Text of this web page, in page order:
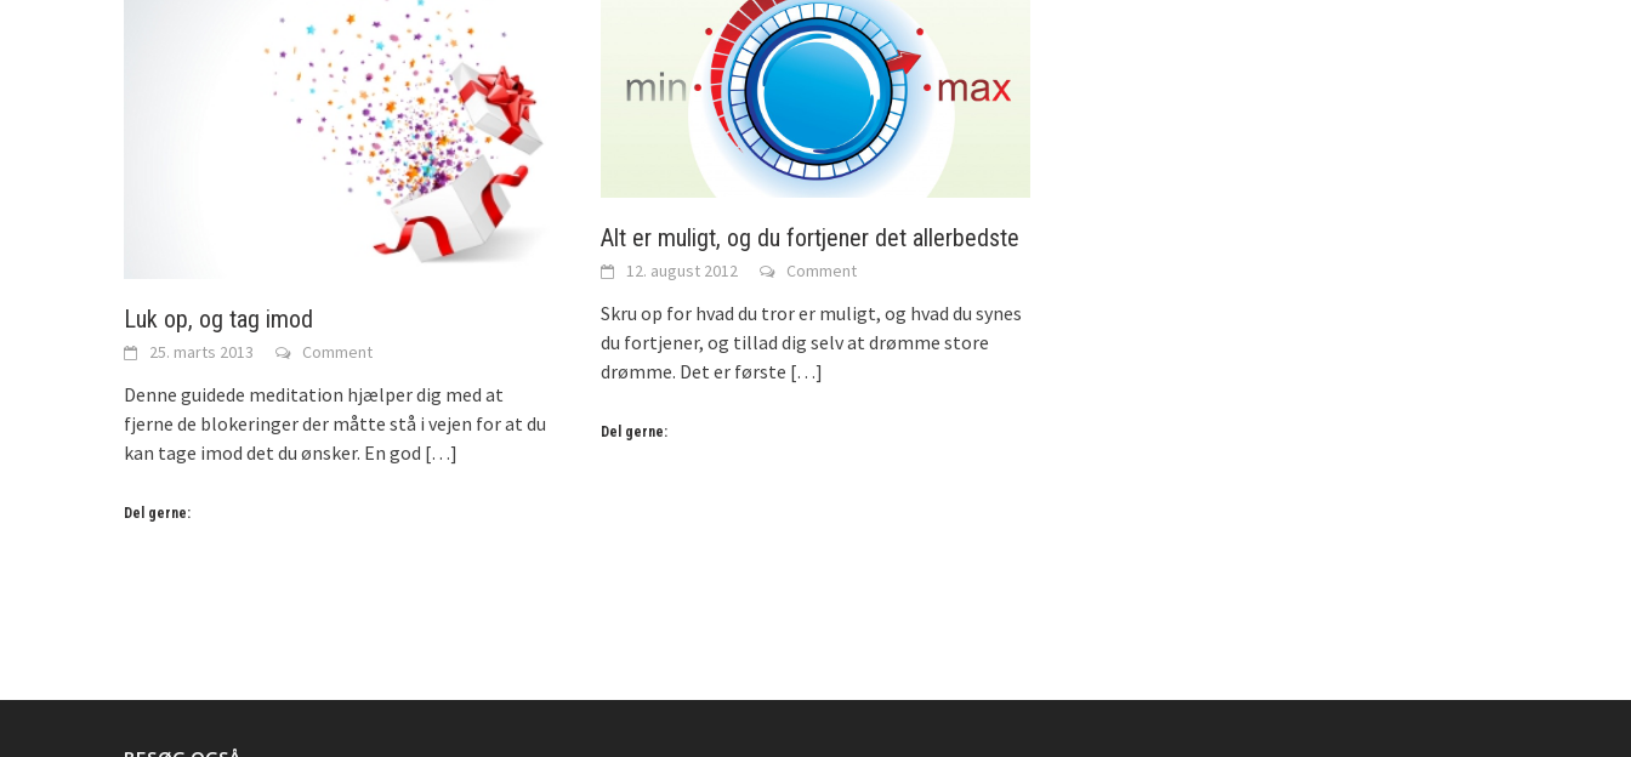
Luk op, og tag imod
25. marts 2013 Comment
Denne guidede meditation hjælper dig med at
fjerne de blokeringer der måtte stå i vejen for at du
kan tage imod det du ønsker. En god […]
Del gerne:
Alt er muligt, og du fortjener det allerbedste
12. august 2012 Comment
Skru op for hvad du tror er muligt, og hvad du synes
du fortjener, og tillad dig selv at drømme store
drømme. Det er første […]
Del gerne: